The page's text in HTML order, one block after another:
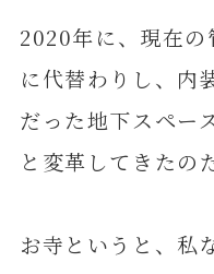
2020年に、現在
に代替わりし、内
だった地下スペー
と変革してきたの
お寺というと、私